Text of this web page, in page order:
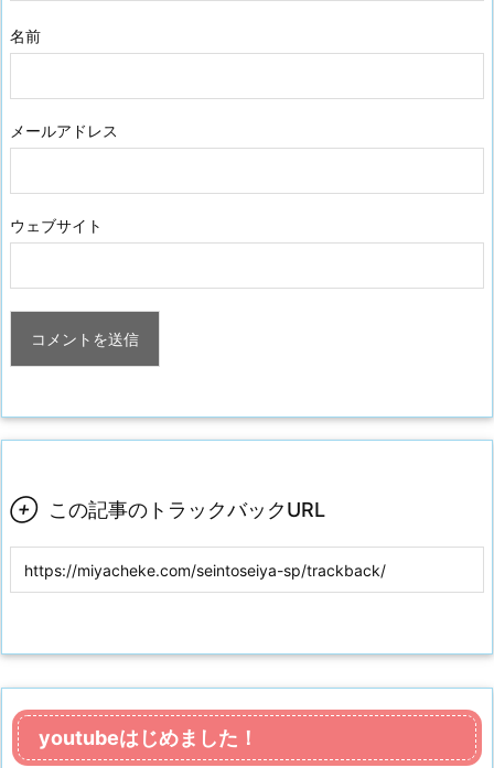
名前
メールアドレス
ウェブサイト
 この記事のトラックバックURL
youtubeはじめました！